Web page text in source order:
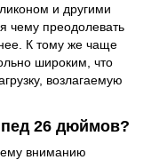
и другими
чему преодолевать
К тому же чаще
широким, что
возлагаемую
26 дюймов?
вниманию